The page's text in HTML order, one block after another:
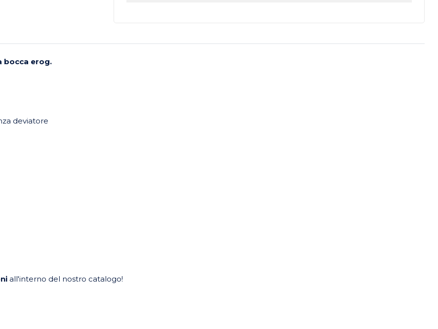
bocca erog.
deviatore
all'interno del nostro catalogo!